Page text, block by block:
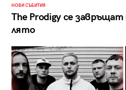
НОВИ СЪБИТИЯ
The Prodigy се
лято